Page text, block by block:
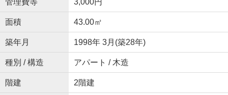
面積 43.00㎡
築年月 1998年 3月(築28年)
種別 / 構造 アパート / 木造
階建 2階建